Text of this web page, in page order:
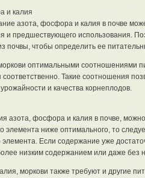
и калия
азота, фосфора и калия в почве
и предшествующего использования.
почвы, чтобы определить ее
оптимальными соотношениями
Такие соотношения
и качества корнеплодов.
азота, фосфора и калия в почве,
элемента ниже оптимального, то
Если содержание уже
низким содержанием или даже без
моркови также требуют и другие